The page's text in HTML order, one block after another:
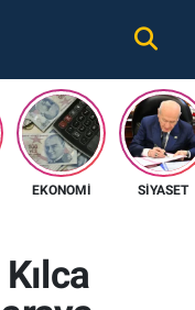
EKONOMI SIYASET